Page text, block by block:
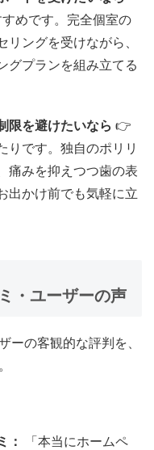
すめです。完全個室の
ングを受けながら、
グプランを組み立てる
限を避けたいなら 👉
りです。独自のポリリ
痛みを抑えつつ歯の表
出かけ前でも気軽に立
・ユーザーの声
ーの客観的な評判を、
：
「本当にホームペ